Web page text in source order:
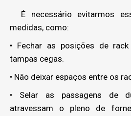
É necessário evitarmos
medidas, como:
• Fechar as posições de
tampas cegas.
• Não deixar espaços entre os
• Selar as passagens de
atravessam o pleno de